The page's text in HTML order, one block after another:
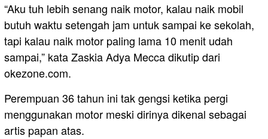
“Aku tuh lebih senang naik motor, kalau naik mobil
butuh waktu setengah jam untuk sampai ke sekolah,
tapi kalau naik motor paling lama 10 menit udah
sampai,” kata Zaskia Adya Mecca dikutip dari
okezone.com.
Perempuan 36 tahun ini tak gengsi ketika pergi
menggunakan motor meski dirinya dikenal sebagai
artis papan atas.